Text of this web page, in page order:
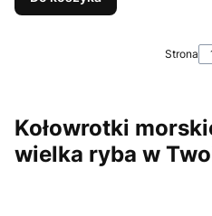
Strona
Kołowrotki
wielka ryba w